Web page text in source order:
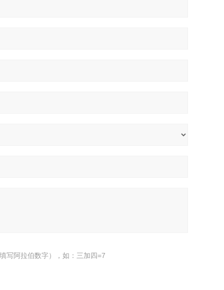
写阿拉伯数字），如：三加四=7